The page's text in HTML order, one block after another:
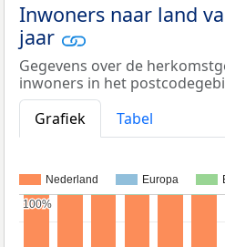
Inwoners naar land
jaar
Gegevens over de
inwoners in het
Grafiek
Tabel
Nederland Europa
100%
100%